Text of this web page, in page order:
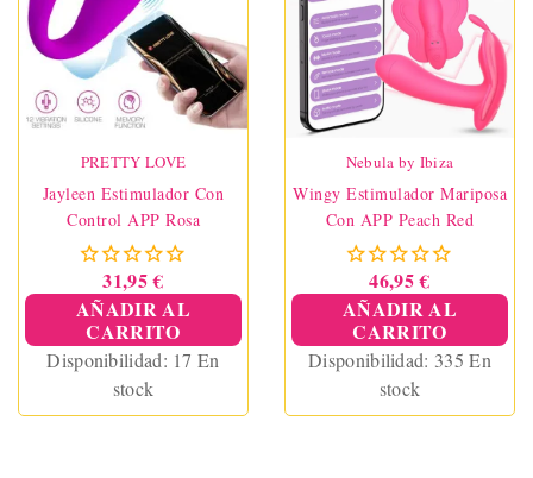
PRETTY LOVE
Jayleen Estimulador Con
Control APP Rosa
31,95 €
AÑADIR AL
CARRITO
Disponibilidad: 17 En
stock
Nebula by Ibiza
Wingy Estimulador Mariposa
Con APP Peach Red
46,95 €
AÑADIR AL
CARRITO
Disponibilidad: 335 En
stock